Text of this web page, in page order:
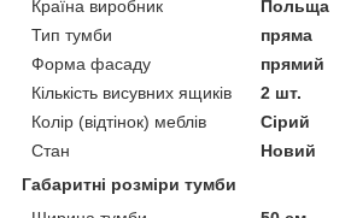
Країна виробник
Польща
Тип тумби
пряма
Форма фасаду
прямий
Кількість висувних ящиків
2 шт.
Колір (відтінок) меблів
Сірий
Стан
Новий
Габаритні розміри тумби